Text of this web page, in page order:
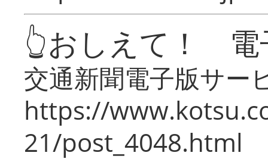
👆おしえて！ 電
交通新聞電子版サー
https://
21/post_4048.html